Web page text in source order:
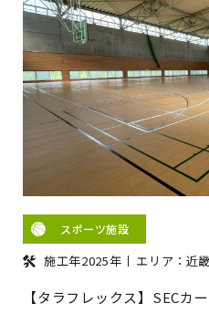
スポーツ施設
施工年2025年 エリア：近畿
【タラフレックス】SECカ